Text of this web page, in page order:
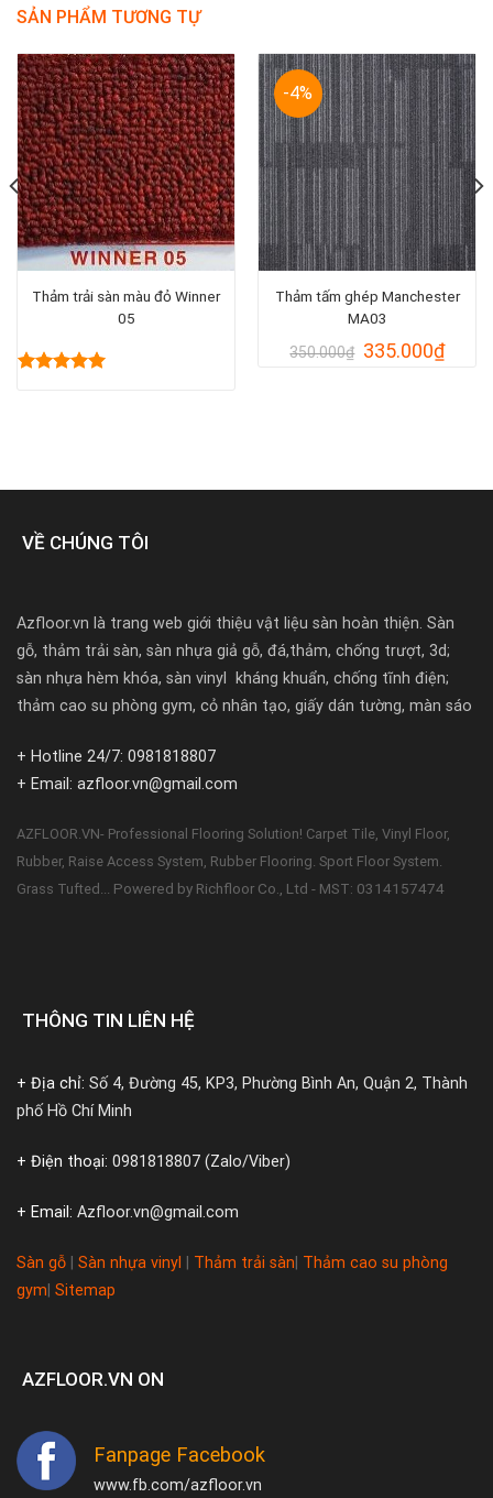
SẢN PHẨM TƯƠNG TỰ
Thảm trải sàn màu đỏ Winner
05
-4%
Thảm tấm ghép Manchester
MA03
350.000₫ Giá
335.000₫Giá
VỀ CHÚNG TÔI
Azfloor.vn là trang web giới thiệu vật liệu sàn hoàn thiện. Sàn
gỗ, thảm trải sàn, sàn nhựa giả gỗ, đá,thảm, chống trượt, 3d;
sàn nhựa hèm khóa, sàn vinyl kháng khuẩn, chống tĩnh điện;
thảm cao su phòng gym, cỏ nhân tạo, giấy dán tường, màn sáo
+ Hotline 24/7: 0981818807
+ Email: azfloor.vn@gmail.com
AZFLOOR.VN- Professional Flooring Solution! Carpet Tile, Vinyl Floor,
Rubber, Raise Access System, Rubber Flooring. Sport Floor System.
Grass Tufted... Powered by Richfloor Co., Ltd - MST: 0314157474
THÔNG TIN LIÊN HỆ
+ Địa chỉ: Số 4, Đường 45, KP3, Phường Bình An, Quận 2, Thành
phố Hồ Chí Minh
+ Điện thoại: 0981818807 (Zalo/Viber)
+ Email: Azfloor.vn@gmail.com
Sàn gỗ Sàn nhựa vinyl Thảm trải sàn Thảm cao su phòng
gym Sitemap
AZFLOOR.VN ON
Fanpage Facebook
www.fb.com/azfloor.vn